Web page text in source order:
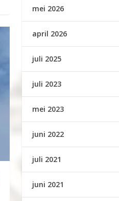
mei 2026
april 2026
juli 2025
juli 2023
mei 2023
juni 2022
juli 2021
juni 2021